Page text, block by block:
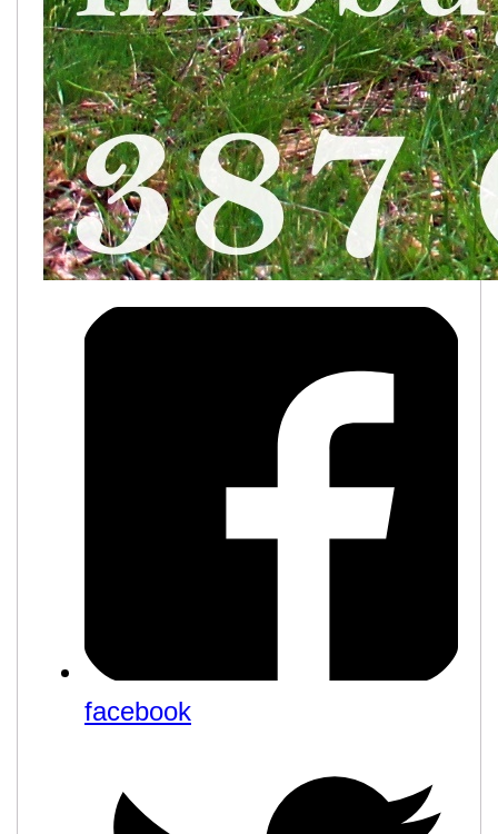
facebook